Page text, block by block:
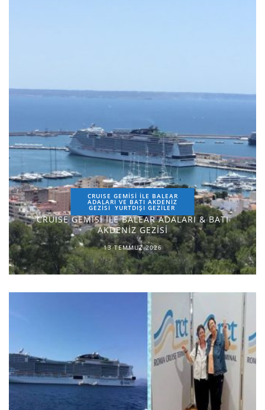
CRUISE GEMİSİ İLE BALEAR
ADALARI VE BATI AKDENİZ
GEZİSİ YURTDIŞI GEZILER
CRUISE GEMİSİ İLE BALEAR ADALARI & BATI
AKDENİZ GEZİSİ
13 TEMMUZ 2026